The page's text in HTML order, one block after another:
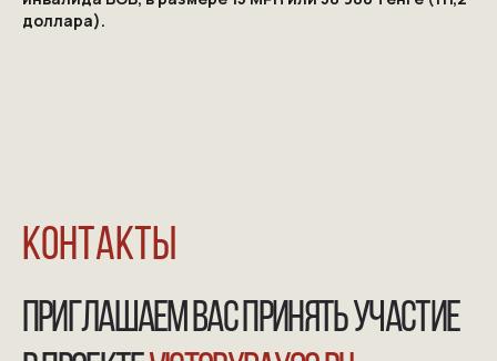
доллара).